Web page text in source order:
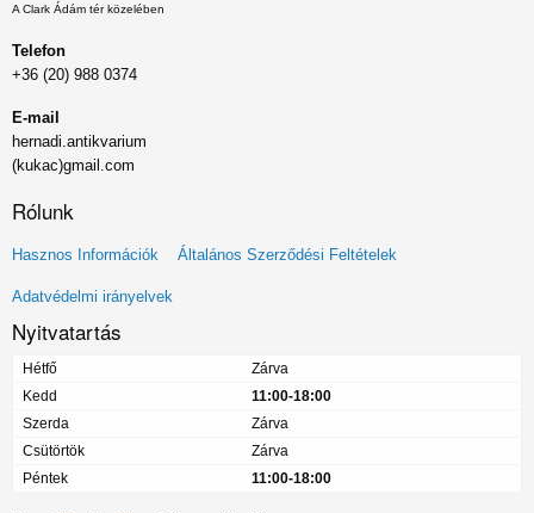
A Clark Ádám tér közelében
Telefon
+36 (20) 988 0374
E-mail
hernadi.antikvarium
(kukac)gmail.com
Rólunk
Lábléc
menü
Hasznos Információk Általános Szerződési Feltételek
Adatvédelmi irányelvek
Nyitvatartás
Hétfő
Zárva
Kedd
11:00-18:00
Szerda
Zárva
Csütörtök
Zárva
Péntek
11:00-18:00